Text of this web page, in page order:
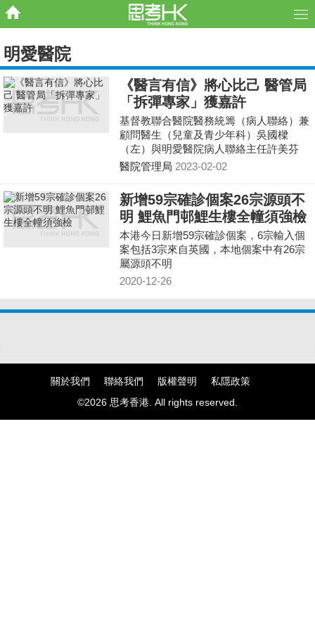
明愛醫院
《醫言有信》將心比己 醫管局
「拆彈專家」獲嘉許
基督教聯合醫院醫務統籌（病人聯絡）兼
顧問醫生（兒童及青少年科）吳國樑
（左）與明愛醫院病人聯絡主任許美芬
（右）獲頒2022年申訴專員嘉許公職人員
醫院管理局 2023-02-02
新增59宗確診個案26宗源頭不
明 鯉魚門邨鯉生樓全幢須強檢
本港今日新增59宗確診個案，6宗輸入個
案包括3宗來自英國，本地個案中有26宗
屬源頭不明
2020-12-26
關於我們 聯絡我們 版權聲明
私隱政策
©2026 思考香港. All rights reserved.